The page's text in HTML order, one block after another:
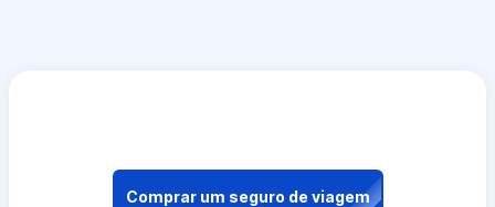
Comprar um seguro de viagem